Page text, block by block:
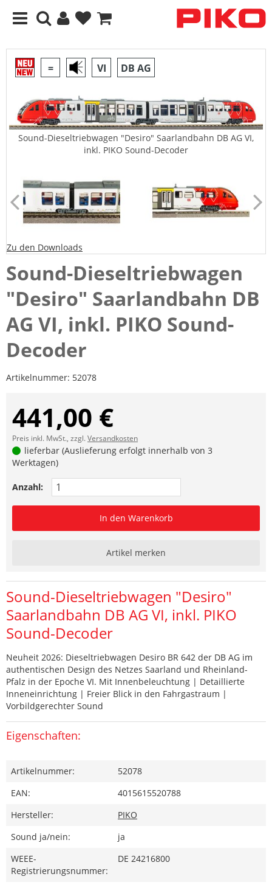
= VI DB AG
Sound-Dieseltriebwagen "Desiro" Saarlandbahn DB AG VI,
inkl. PIKO Sound-Decoder
Zu den Downloads
Sound-Dieseltriebwagen
"Desiro" Saarlandbahn DB
AG VI, inkl. PIKO Sound-
Decoder
Artikelnummer: 52078
441,00 €
Preis inkl. MwSt., zzgl.Versandkosten
lieferbar (Auslieferung erfolgt innerhalb von 3
Werktagen)
Anzahl:
In den Warenkorb
Artikel merken
Sound-Dieseltriebwagen "Desiro"
Saarlandbahn DB AG VI, inkl. PIKO
Sound-Decoder
Neuheit 2026: Dieseltriebwagen Desiro BR 642 der DB AG im
authentischen Design des Netzes Saarland und Rheinland-
Pfalz in der Epoche VI. Mit Innenbeleuchtung | Detaillierte
Inneneinrichtung | Freier Blick in den Fahrgastraum |
Vorbildgerechter Sound
Eigenschaften:
Artikelnummer:
52078
EAN:
4015615520788
Hersteller:
PIKO
Sound ja/nein:
ja
WEEE-
Registrierungsnummer:
DE 24216800